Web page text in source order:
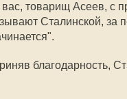
товарищ Асеев, с
Сталинской, за
благодарность,